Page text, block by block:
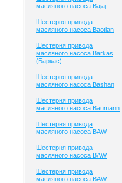
масляного насоса Bajaj
Шестерня привода
масляного насоса Baotian
Шестерня привода
масляного насоса Barkas
(Баркас)
Шестерня привода
масляного насоса Bashan
Шестерня привода
масляного насоса Baumann
Шестерня привода
масляного насоса BAW
Шестерня привода
масляного насоса BAW
Шестерня привода
масляного насоса BAW